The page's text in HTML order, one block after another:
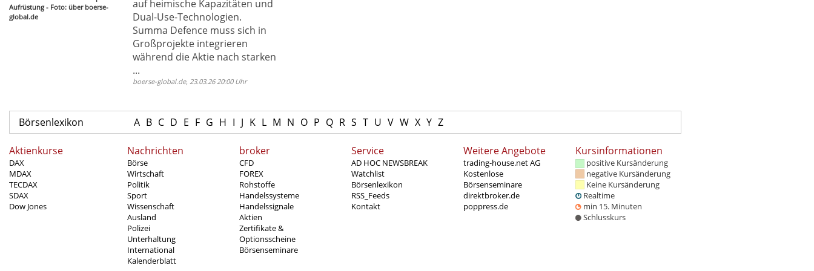
Aufrüstung - Foto: über boerse-
global.de
auf heimische Kapazitäten und
Dual-Use-Technologien.
Summa Defence muss sich in
Großprojekte integrieren
während die Aktie nach starken
...
boerse-global.de, 23.03.26 20:00 Uhr
Börsenlexikon A B C D E F G H I J K L M N O P Q R S T U V W X Y Z
Aktienkurse
DAX
MDAX
TECDAX
SDAX
Dow Jones
Nachrichten
Börse
Wirtschaft
Politik
Sport
Wissenschaft
Ausland
Polizei
Unterhaltung
International
Kalenderblatt
broker
CFD
FOREX
Rohstoffe
Handelssysteme
Handelssignale
Aktien
Zertifikate &
Optionsscheine
Börsenseminare
Service
AD HOC NEWSBREAK
Watchlist
Börsenlexikon
RSS_Feeds
Kontakt
Weitere Angebote
trading-house.net AG
Kostenlose
Börsenseminare
direktbroker.de
poppress.de
Kursinformationen
positive Kursänderung
negative Kursänderung
Keine Kursänderung
Realtime
min 15. Minuten
Schlusskurs